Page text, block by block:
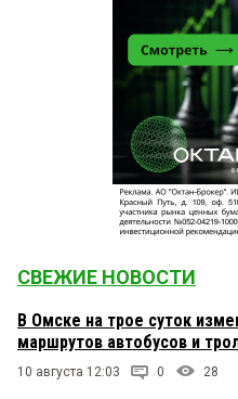
СВЕЖИЕ НОВОСТИ
В Омске на трое суток
маршрутов автобусов и
10 августа 12:03 0 28